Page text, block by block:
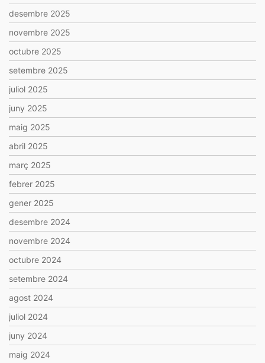
desembre 2025
novembre 2025
octubre 2025
setembre 2025
juliol 2025
juny 2025
maig 2025
abril 2025
març 2025
febrer 2025
gener 2025
desembre 2024
novembre 2024
octubre 2024
setembre 2024
agost 2024
juliol 2024
juny 2024
maig 2024